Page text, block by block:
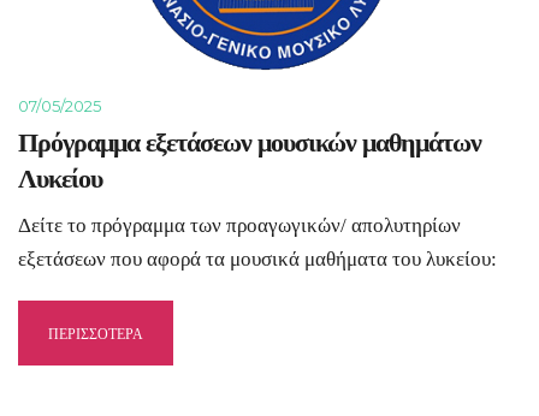
07/05/2025
Πρόγραμμα εξετάσεων μουσικών μαθημάτων
Λυκείου
Δείτε το πρόγραμμα των προαγωγικών/ απολυτηρίων
εξετάσεων που αφορά τα μουσικά μαθήματα του λυκείου:
ΠΕΡΙΣΣΟΤΕΡΑ